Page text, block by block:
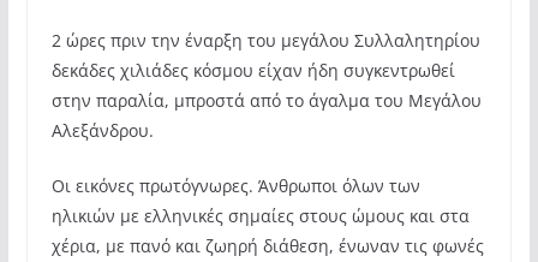
2 ώρες πριν την έναρξη του μεγάλου Συλλαλητηρίου
δεκάδες χιλιάδες κόσμου είχαν ήδη συγκεντρωθεί
στην παραλία, μπροστά από το άγαλμα του Μεγάλου
Αλεξάνδρου.
Οι εικόνες πρωτόγνωρες. Άνθρωποι όλων των
ηλικιών με ελληνικές σημαίες στους ώμους και στα
χέρια, με πανό και ζωηρή διάθεση, ένωναν τις φωνές